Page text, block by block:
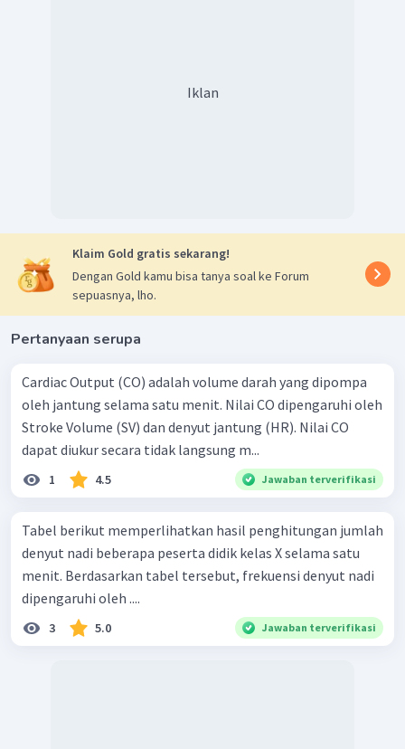
Iklan
Klaim Gold gratis sekarang!
Dengan Gold kamu bisa tanya soal ke Forum
sepuasnya, lho.
Pertanyaan serupa
Cardiac Output (CO) adalah volume darah yang dipompa
oleh jantung selama satu menit. Nilai CO dipengaruhi oleh
Stroke Volume (SV) dan denyut jantung (HR). Nilai CO
dapat diukur secara tidak langsung m...
1 4.5 Jawaban terverifikasi
Tabel berikut memperlihatkan hasil penghitungan jumlah
denyut nadi beberapa peserta didik kelas X selama satu
menit. Berdasarkan tabel tersebut, frekuensi denyut nadi
dipengaruhi oleh ....
3 5.0 Jawaban terverifikasi